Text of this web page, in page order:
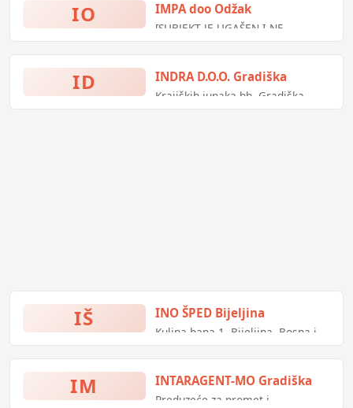
IO IMPA doo Odžak
[SUBJEKT JE UGAŠEN I NE
ID INDRA D.O.O. Gradiška
Krajiških junaka bb, Gradiška,
IŠ INO ŠPED Bijeljina
Kulina bana 1, Bijeljina, Bosna i
IM INTARAGENT-MO Gradiška
Preduzeće za promet i